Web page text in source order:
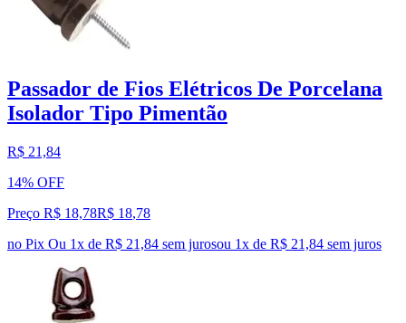
Passador de Fios Elétricos De Porcelana
Isolador Tipo Pimentão
R$ 21,84
14% OFF
Preço R$ 18,78R$ 18,78
no Pix Ou 1x de R$ 21,84 sem jurosou 1x de R$ 21,84 sem juros